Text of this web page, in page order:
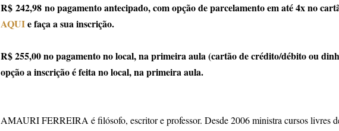
R$ 242,98 no pagamento antecipado, com opção de parcelamento em até 4x no
AQUIe faça a sua inscrição.
R$ 255,00 no pagamento no local, na primeira aula (cartão de crédito/débito ou
opção a inscrição é feita no local, na primeira aula.
AMAURI FERREIRA é filósofo, escritor e professor. Desde 2006 ministra cursos livres